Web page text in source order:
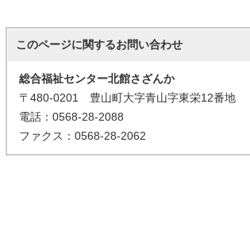
このページに関するお問い合わせ
総合福祉センター北館さざんか
〒480-0201 豊山町大字青山字東栄12番地
電話：0568-28-2088
ファクス：0568-28-2062